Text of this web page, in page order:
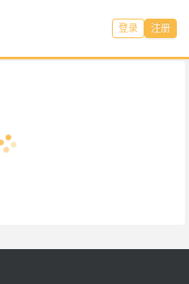
登录 注册